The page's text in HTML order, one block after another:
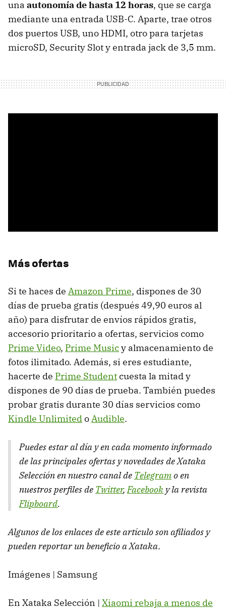
una autonomía de hasta 12 horas, que se carga
mediante una entrada USB-C. Aparte, trae otros
dos puertos USB, uno HDMI, otro para tarjetas
microSD, Security Slot y entrada jack de 3,5 mm.
Más ofertas
Si te haces de Amazon Prime, dispones de 30
días de prueba gratis (después 49,90 euros al
año) para disfrutar de envíos rápidos gratis,
accesorio prioritario a ofertas, servicios como
Prime Video, Prime Musicy almacenamiento de
fotos ilimitado. Además, si eres estudiante,
hacerte de Prime Studentcuesta la mitad y
dispones de 90 días de prueba. También puedes
probar gratis durante 30 días servicios como
Kindle UnlimitedoAudible.
Puedes estar al día y en cada momento informado
de las principales ofertas y novedades de Xataka
Selección en nuestro canal de Telegramo en
nuestros perfiles de Twitter,Facebook y la revista
Flipboard.
Algunos de los enlaces de este artículo son afiliados y
pueden reportar un beneficio a Xataka.
Imágenes | Samsung
En Xataka Selección | Xiaomi rebaja a menos de